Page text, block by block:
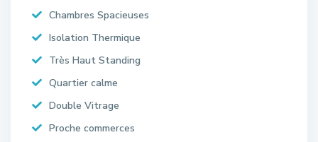
Chambres Spacieuses
Isolation Thermique
Très Haut Standing
Quartier calme
Double Vitrage
Proche commerces